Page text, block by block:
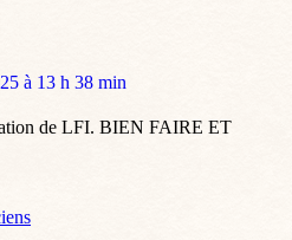
à 13 h 38 min
de LFI. BIEN FAIRE ET